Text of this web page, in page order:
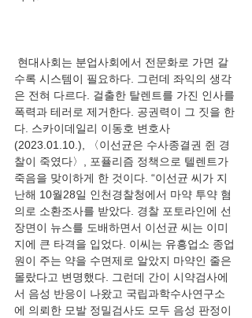
수록 시스템이 필요하다. 그런데 좌익의 생각
은 전혀 다르다. 걸출한 탈렌트를 가진 인사를
폭력과 테러로 제거한다. 공권력이 그 짓을 한
다. 스카이데일리 이동호 변호사
(2023.01.10.), 〈이선균은 수사종결권 쥔 경
찰이 죽였다〉, 포퓰리즘 정책으로 텔렌트가
죽음을 맞이하게 한 것이다. “이선균 씨가 지
난해 10월28일 인천경찰청에서 마약 투약 혐
의로 소환조사를 받았다. 경찰 포토라인에 선
장면이 뉴스를 도배하면서 이선균 씨는 이미
지에 큰 타격을 입었다. 이씨는 유흥업소 종업
원이 주는 약을 수면제로 알았지 마약인 줄은
몰랐다고 변명했다. 그런데 간이 시약검사에
서 음성 반응이 나왔고 국립과학수사연구소
에 의뢰한 모발 정밀검사도 모두 음성 판정이